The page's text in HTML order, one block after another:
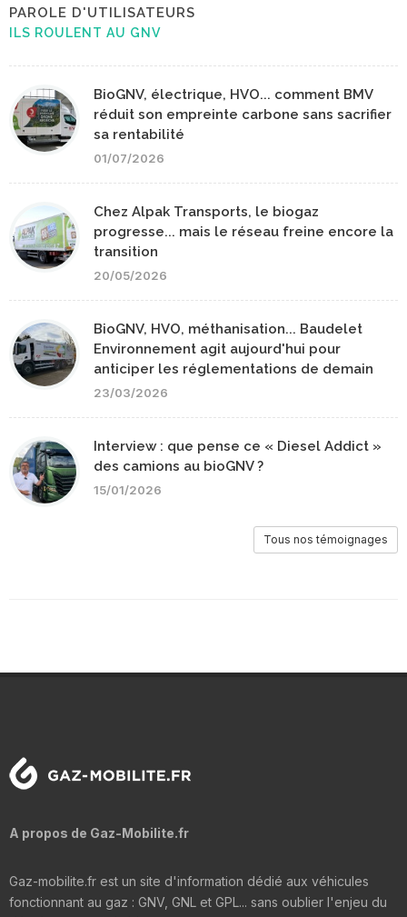
PAROLE D'UTILISATEURS
ILS ROULENT AU GNV
BioGNV, électrique, HVO... comment BMV
réduit son empreinte carbone sans sacrifier
sa rentabilité
01/07/2026
Chez Alpak Transports, le biogaz
progresse... mais le réseau freine encore la
transition
20/05/2026
BioGNV, HVO, méthanisation... Baudelet
Environnement agit aujourd'hui pour
anticiper les réglementations de demain
23/03/2026
Interview : que pense ce « Diesel Addict »
des camions au bioGNV ?
15/01/2026
Tous nos témoignages
A propos de Gaz-Mobilite.fr
Gaz-mobilite.fr est un site d'information dédié aux véhicules
fonctionnant au gaz : GNV, GNL et GPL... sans oublier l'enjeu du